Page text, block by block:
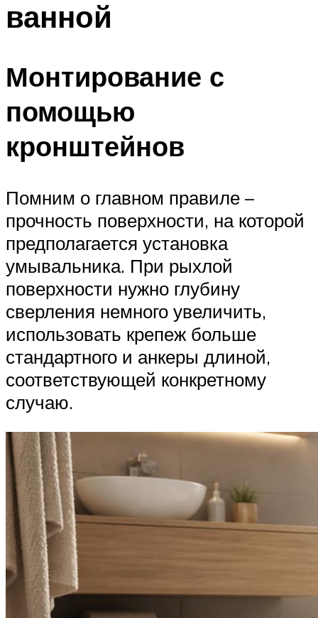
ванной
Монтирование с
помощью
кронштейнов
Помним о главном правиле –
прочность поверхности, на которой
предполагается установка
умывальника. При рыхлой
поверхности нужно глубину
сверления немного увеличить,
использовать крепеж больше
стандартного и анкеры длиной,
соответствующей конкретному
случаю.